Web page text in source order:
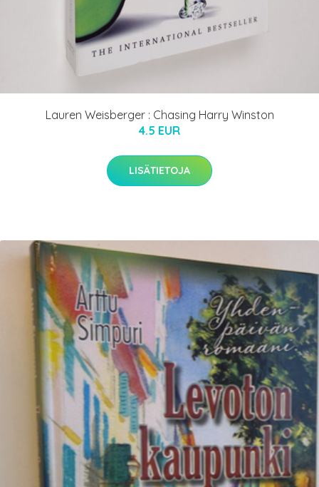
Lauren Weisberger : Chasing Harry Winston
4.5 EUR
LISÄTIETOJA